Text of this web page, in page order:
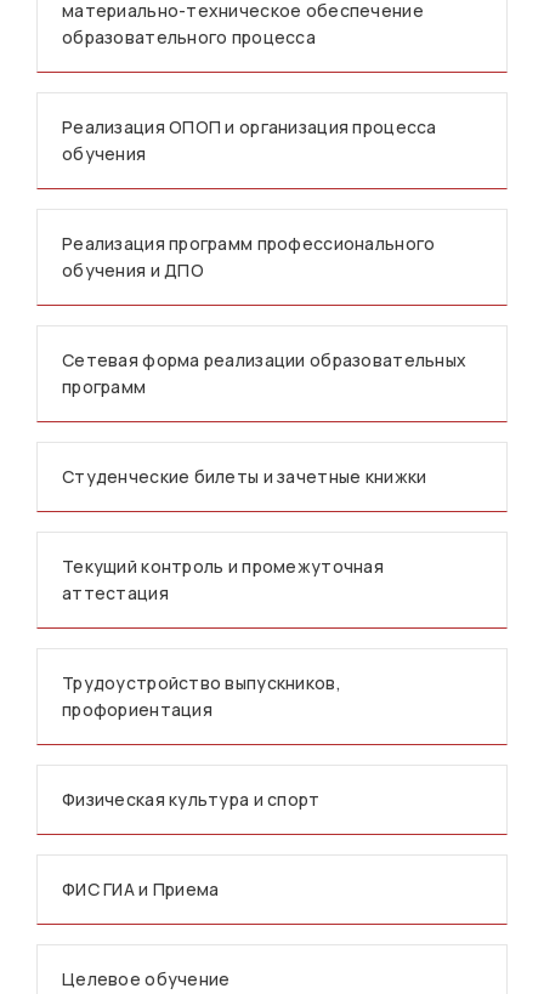
материально-техническое обеспечение
образовательного процесса
Реализация ОПОП и организация процесса
обучения
Реализация программ профессионального
обучения и ДПО
Сетевая форма реализации образовательных
программ
Студенческие билеты и зачетные книжки
Текущий контроль и промежуточная
аттестация
Трудоустройство выпускников,
профориентация
Физическая культура и спорт
ФИС ГИА и Приема
Целевое обучение